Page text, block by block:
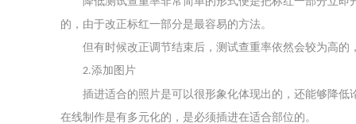
关于我们
用户协议
的，由于改正标红一部分是最容易的方法。
但有时候改正调节结束后，测试查重率依然会较为高
2.添加图片
插进适合的照片是可以很形象化体现出的，还能够降
在线制作是有多元化的，是必须插进在适合部位的。